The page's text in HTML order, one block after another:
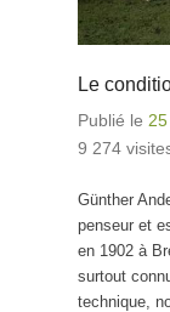
Le
Publié le
9 274
Günther
penseur et
en 1902 à
surtout
technique,